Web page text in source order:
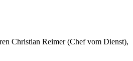
Christian Reimer (Chef vom Dienst),